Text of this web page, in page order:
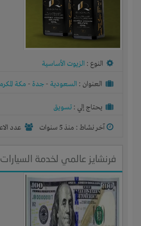
النوع : الزيوت الأساسية
العنوان : السعودية - جدة - مكة
يحتاج إلي : تسويق
آخر نشاط : منذ 5 سنوات عدد الاعضاء
فرنشايز عالمي لخدمة السيارات